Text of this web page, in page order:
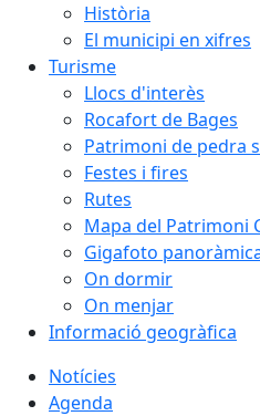
Història
El municipi en xifres
Turisme
Llocs d'interès
Rocafort de Bages
Patrimoni de pedra
Festes i fires
Rutes
Mapa del Patrimoni
Gigafoto
On dormir
On menjar
Informació geogràfica
Notícies
Agenda